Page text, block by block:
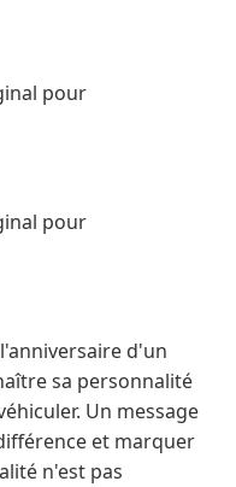
pour
pour
d'un
sa personnalité
Un message
et marquer
n'est pas